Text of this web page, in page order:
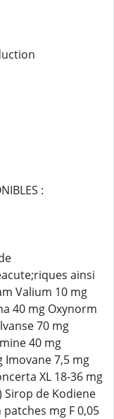
:
ainsi
Valium 10 mg
40 mg Oxynorm
70 mg
40 mg
Imovane 7,5 mg
XL 18-36 mg
Sirop de Kodiene
mg F 0,05